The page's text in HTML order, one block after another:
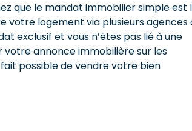
que le mandat immobilier simple est
votre logement via plusieurs agences
exclusif et vous n’êtes pas lié à une
votre annonce immobilière sur les
possible de vendre votre bien